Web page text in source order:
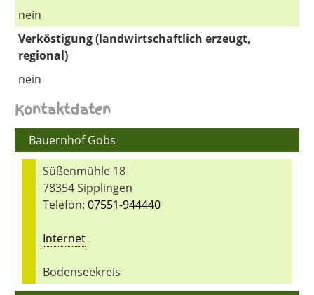
nein
Verköstigung (landwirtschaftlich erzeugt,
regional)
nein
Kontaktdaten
Bauernhof Gobs
Süßenmühle 18
78354 Sipplingen
Telefon:07551-944440
Internet
Bodenseekreis